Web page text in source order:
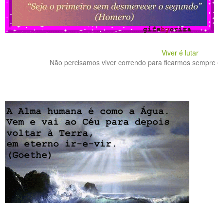
Viver é lutar
Não percisamos viver correndo para ficarmos